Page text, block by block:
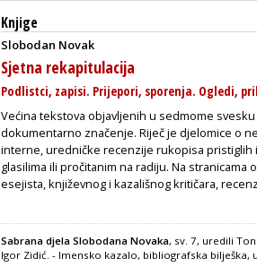
Knjige
Slobodan Novak
Sjetna rekapitulacija
Podlistci, zapisi. Prijepori, sporenja. Ogledi,
Većina tekstova objavljenih u sedmome
dokumentarno značenje. Riječ je djelomice o
interne, uredničke recenzije rukopisa pristiglih
glasilima ili pročitanim na radiju. Na
esejista, književnog i kazališnog kritičara,
Sabrana djela Slobodana Novaka, sv. 7, uredili
Igor Zidić. - Imensko kazalo, bibliografska bilješka,